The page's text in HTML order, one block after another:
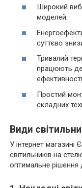
Широкий
моделей.
суттєво
Тривалий
працюють
Простий
складних
Види
У інтернет магазині
світильників на
оптимальне